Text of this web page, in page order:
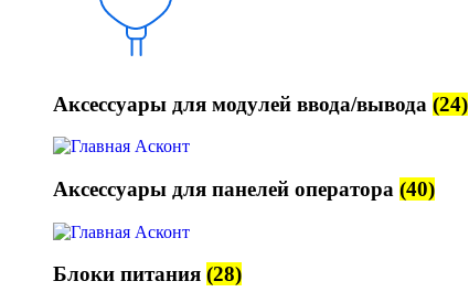
Аксессуары для модулей ввода/вывода (24)
Аксессуары для панелей оператора (40)
Блоки питания (28)